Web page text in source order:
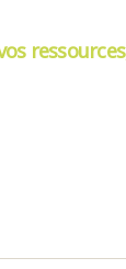
vos